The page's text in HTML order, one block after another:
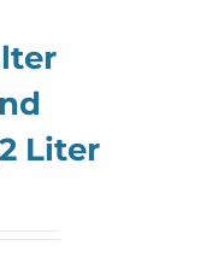
Liter